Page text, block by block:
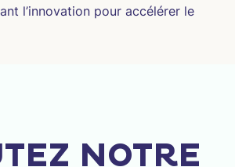
l’innovation pour accélérer le
NOTRE